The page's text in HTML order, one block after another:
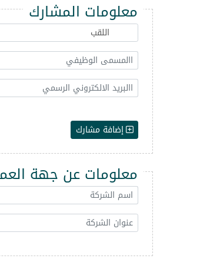
معلومات المشارك
إضافة مشارك
معلومات عن جهة